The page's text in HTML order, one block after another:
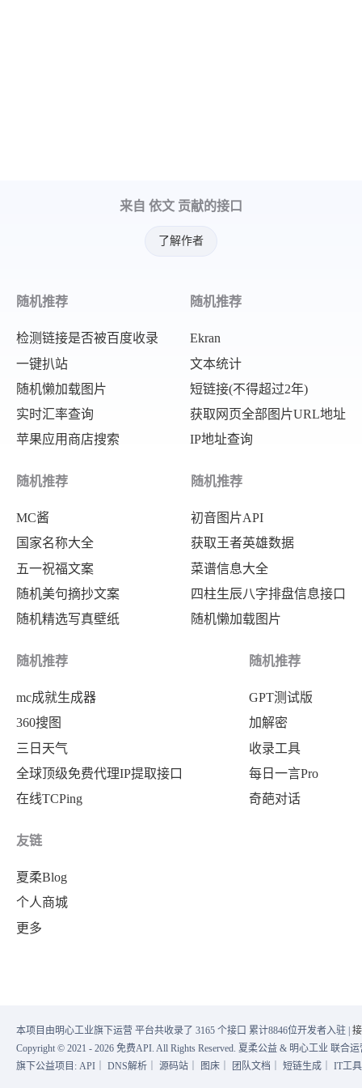
来自 依文 贡献的接口
了解作者
随机推荐
检测链接是否被百度收录
一键扒站
随机懒加载图片
实时汇率查询
苹果应用商店搜索
随机推荐
Ekran
文本统计
短链接(不得超过2年)
获取网页全部图片URL地址
IP地址查询
随机推荐
MC酱
国家名称大全
五一祝福文案
随机美句摘抄文案
随机精选写真壁纸
随机推荐
初音图片API
获取王者英雄数据
菜谱信息大全
四柱生辰八字排盘信息接口
随机懒加载图片
随机推荐
mc成就生成器
360搜图
三日天气
全球顶级免费代理IP提取接口
在线TCPing
随机推荐
GPT测试版
加解密
收录工具
每日一言Pro
奇葩对话
友链
夏柔Blog
个人商城
更多
本项目由明心工业旗下运营 平台共收录了 3165 个接口 累计8846位开发者入驻 |
Copyright © 2021 - 2026 免费API. All Rights Reserved. 夏柔公益 & 明心工业 联合
旗下公益项目: API DNS解析 源码站 图床 团队文档 短链生成 IT工